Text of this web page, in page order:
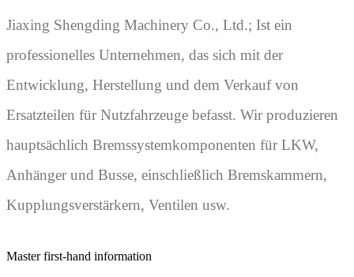
Jiaxing Shengding Machinery Co., Ltd.; Ist ein
professionelles Unternehmen, das sich mit der
Entwicklung, Herstellung und dem Verkauf von
Ersatzteilen für Nutzfahrzeuge befasst. Wir produzieren
hauptsächlich Bremssystemkomponenten für LKW,
Anhänger und Busse, einschließlich Bremskammern,
Kupplungsverstärkern, Ventilen usw.
Master first-hand information